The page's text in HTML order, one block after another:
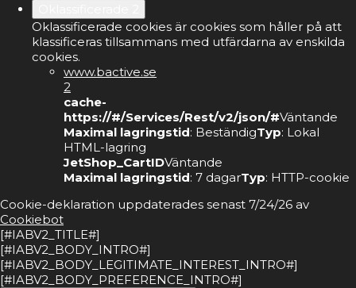
Oklassificerade cookies är cookies som håller på att
klassificeras tillsammans med utfärdarna av enskilda
cookies.
www.bactive.se
2
cache-
https://#/Services/Rest/v2/json/#Väntande
Maximal lagringstid: BeständigTyp: Lokal
HTML-lagring
JetShop_CartIDVäntande
Maximal lagringstid: 7 dagarTyp: HTTP-cookie
Cookie-deklaration uppdaterades senast 7/24/26 av
Cookiebot
[#IABV2_TITLE#]
[#IABV2_BODY_INTRO#]
[#IABV2_BODY_LEGITIMATE_INTEREST_INTRO#]
[#IABV2_BODY_PREFERENCE_INTRO#]